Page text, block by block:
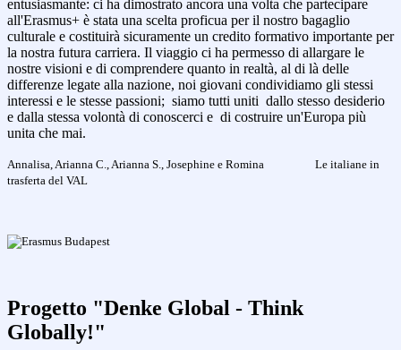
entusiasmante: ci ha dimostrato ancora una volta che partecipare
all'Erasmus+ è stata una scelta proficua per il nostro bagaglio
culturale e costituirà sicuramente un credito formativo importante per
la nostra futura carriera. Il viaggio ci ha permesso di allargare le
nostre visioni e di comprendere quanto in realtà, al di là delle
differenze legate alla nazione, noi giovani condividiamo gli stessi
interessi e le stesse passioni; siamo tutti uniti dallo stesso desiderio
e dalla stessa volontà di conoscerci e di costruire un'Europa più
unita che mai.
Annalisa, Arianna C., Arianna S., Josephine e Romina Le italiane in
trasferta del VAL
Progetto "Denke Global - Think
Globally!"